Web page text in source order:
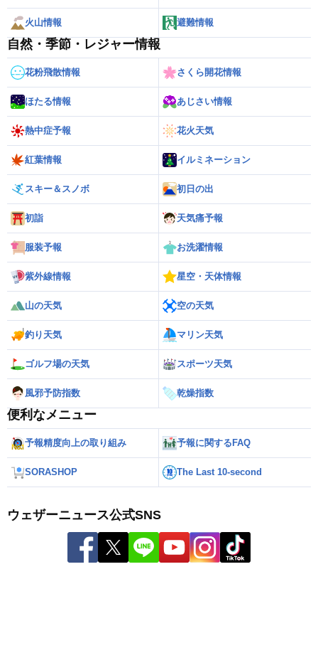
火山情報 避難情報
自然・季節・レジャー情報
花粉飛散情報 さくら開花情報
ほたる情報 あじさい情報
熱中症予報 花火天気
紅葉情報 イルミネーション
スキー＆スノボ 初日の出
初詣 天気痛予報
服装予報 お洗濯情報
紫外線情報 星空・天体情報
山の天気 空の天気
釣り天気 マリン天気
ゴルフ場の天気 スポーツ天気
風邪予防指数 乾燥指数
便利なメニュー
予報精度向上の取り組み 予報に関するFAQ
SORASHOP The Last 10-second
ウェザーニュース公式SNS